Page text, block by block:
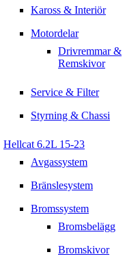
Kaross & Interiör
Motordelar
Drivremmar &
Remskivor
Service & Filter
Styrning & Chassi
Hellcat 6.2L 15-23
Avgassystem
Bränslesystem
Bromssystem
Bromsbelägg
Bromskivor